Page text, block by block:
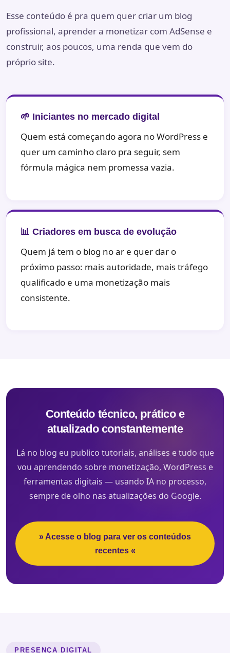
Esse conteúdo é pra quem quer criar um blog
profissional, aprender a monetizar com AdSense e
construir, aos poucos, uma renda que vem do
próprio site.
🌱 Iniciantes no mercado digital
Quem está começando agora no WordPress e
quer um caminho claro pra seguir, sem
fórmula mágica nem promessa vazia.
📊 Criadores em busca de evolução
Quem já tem o blog no ar e quer dar o
próximo passo: mais autoridade, mais tráfego
qualificado e uma monetização mais
consistente.
Conteúdo técnico, prático e
atualizado constantemente
Lá no blog eu publico tutoriais, análises e tudo que
vou aprendendo sobre monetização, WordPress e
ferramentas digitais — usando IA no processo,
sempre de olho nas atualizações do Google.
» Acesse o blog para ver os conteúdos
recentes «
PRESENÇA DIGITAL